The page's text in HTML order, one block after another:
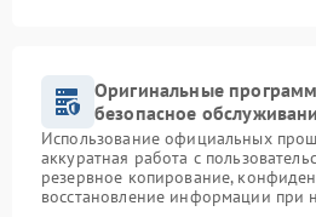
Оригинальные
безопасное
Использование официальных
аккуратная работа с
резервное копирование,
восстановление информации при